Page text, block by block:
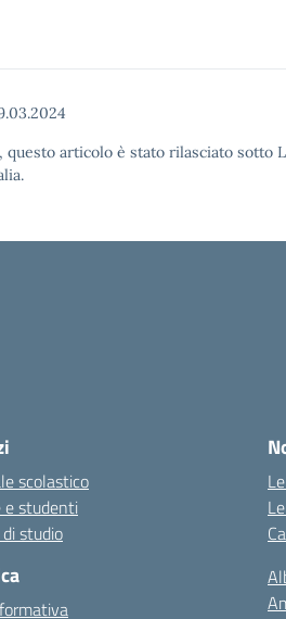
articolo è stato rilasciato sotto
scolastico
e studenti
studio